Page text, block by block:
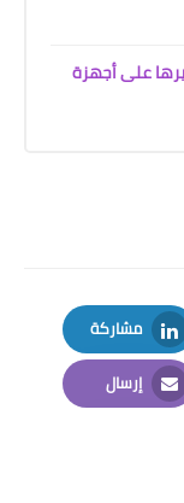
على أجهزة
مشاركة
LinkedIn
إرسال
Email